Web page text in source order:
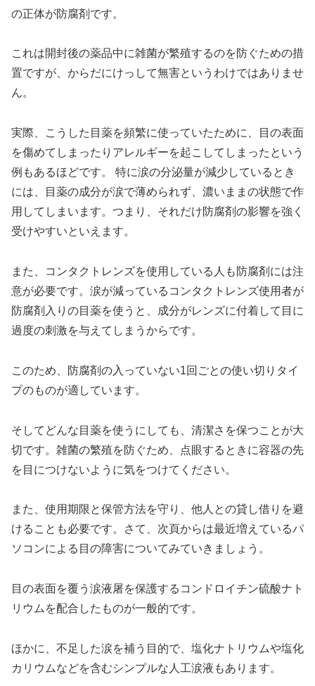
の正体が防腐剤です。
これは開封後の薬品中に雑菌が繁殖するのを防ぐための措
置ですが、からだにけっして無害というわけではありませ
ん。
実際、こうした目薬を頻繁に使っていたために、目の表面
を傷めてしまったりアレルギーを起こしてしまったという
例もあるほどです。 特に涙の分泌量が減少しているとき
には、目薬の成分が涙で薄められず、濃いままの状態で作
用してしまいます。つまり、それだけ防腐剤の影響を強く
受けやすいといえます。
また、コンタクトレンズを使用している人も防腐剤には注
意が必要です。涙が減っているコンタクトレンズ使用者が
防腐剤入りの目薬を使うと、成分がレンズに付着して目に
過度の刺激を与えてしまうからです。
このため、防腐剤の入っていない1回ごとの使い切りタイ
プのものが適しています。
そしてどんな目薬を使うにしても、清潔さを保つことが大
切です。雑菌の繁殖を防ぐため、点眼するときに容器の先
を目につけないように気をつけてください。
また、使用期限と保管方法を守り、他人との貸し借りを避
けることも必要です。さて、次頁からは最近増えているパ
ソコンによる目の障害についてみていきましょう。
目の表面を覆う涙液屠を保護するコンドロイチン硫酸ナト
リウムを配合したものが一般的です。
ほかに、不足した涙を補う目的で、塩化ナトリウムや塩化
カリウムなどを含むシンプルな人工涙液もあります。